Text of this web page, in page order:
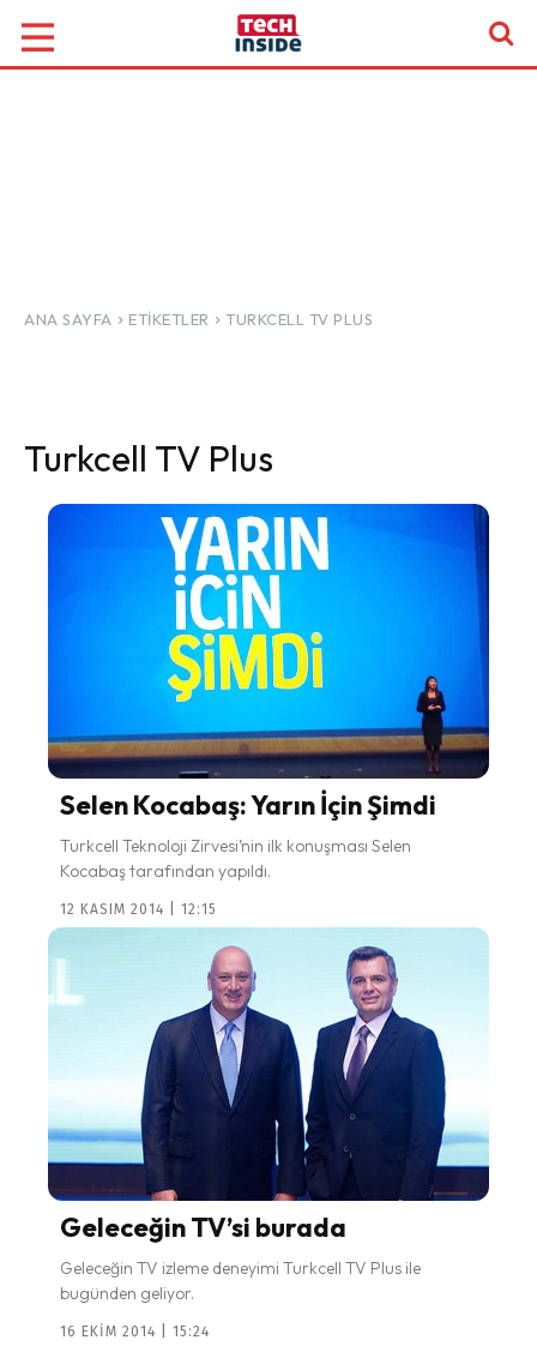
ANA SAYFA ETIKETLER TURKCELL TV PLUS
Turkcell TV Plus
Selen Kocabaş: Yarın İçin Şimdi
Turkcell Teknoloji Zirvesi’nin ilk konuşması Selen
Kocabaş tarafından yapıldı.
12 KASIM 2014 | 12:15
Geleceğin TV’si burada
Geleceğin TV izleme deneyimi Turkcell TV Plus ile
bugünden geliyor.
16 EKIM 2014 | 15:24